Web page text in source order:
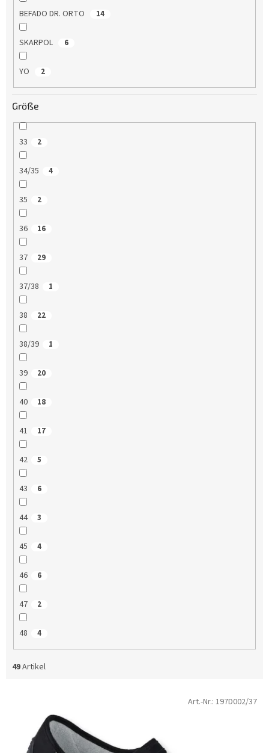
BEFADO DR. ORTO 14
SKARPOL 6
YO 2
Größe
33 2
34/35 4
35 2
36 16
37 29
37/38 1
38 22
38/39 1
39 20
40 18
41 17
42 5
43 6
44 3
45 4
46 6
47 2
48 4
49Artikel
Art.-Nr.: 197D002/37